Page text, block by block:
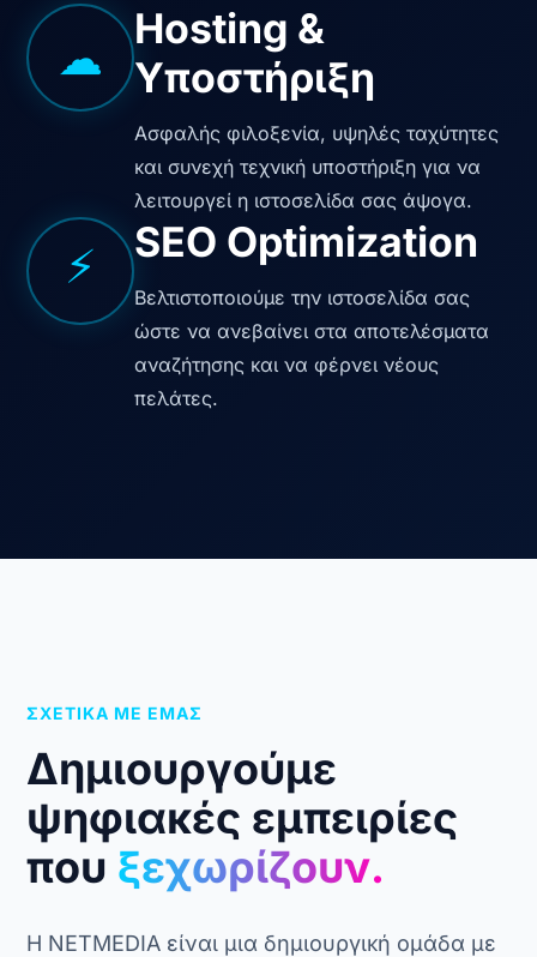
☁
Hosting &
Υποστήριξη
Ασφαλής φιλοξενία, υψηλές ταχύτητες
και συνεχή τεχνική υποστήριξη για να
λειτουργεί η ιστοσελίδα σας άψογα.
⚡ SEO Optimization
Βελτιστοποιούμε την ιστοσελίδα σας
ώστε να ανεβαίνει στα αποτελέσματα
αναζήτησης και να φέρνει νέους
πελάτες.
ΣΧΕΤΙΚΑ ΜΕ ΕΜΑΣ
Δημιουργούμε
ψηφιακές εμπειρίες
που ξεχωρίζουν.
Η NETMEDIA είναι μια δημιουργική ομάδα με